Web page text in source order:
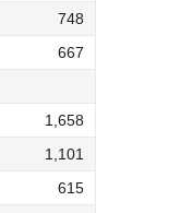
748
667
1,658
1,101
615